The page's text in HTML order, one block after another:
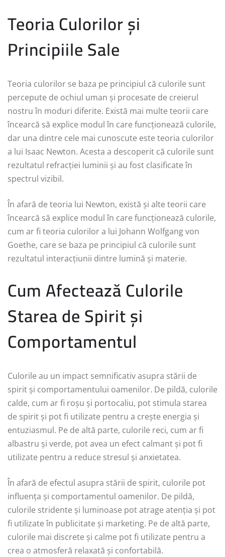
Teoria Culorilor și
Principiile Sale
Teoria culorilor se baza pe principiul că culorile sunt
percepute de ochiul uman și procesate de creierul
nostru în moduri diferite. Există mai multe teorii care
încearcă să explice modul în care funcționează culorile,
dar una dintre cele mai cunoscute este teoria culorilor
a lui Isaac Newton. Acesta a descoperit că culorile sunt
rezultatul refracției luminii și au fost clasificate în
spectrul vizibil.
În afară de teoria lui Newton, există și alte teorii care
încearcă să explice modul în care funcționează culorile,
cum ar fi teoria culorilor a lui Johann Wolfgang von
Goethe, care se baza pe principiul că culorile sunt
rezultatul interacțiunii dintre lumină și materie.
Cum Afectează Culorile
Starea de Spirit și
Comportamentul
Culorile au un impact semnificativ asupra stării de
spirit și comportamentului oamenilor. De pildă, culorile
calde, cum ar fi roșu și portocaliu, pot stimula starea
de spirit și pot fi utilizate pentru a crește energia și
entuziasmul. Pe de altă parte, culorile reci, cum ar fi
albastru și verde, pot avea un efect calmant și pot fi
utilizate pentru a reduce stresul și anxietatea.
În afară de efectul asupra stării de spirit, culorile pot
influența și comportamentul oamenilor. De pildă,
culorile stridente și luminoase pot atrage atenția și pot
fi utilizate în publicitate și marketing. Pe de altă parte,
culorile mai discrete și calme pot fi utilizate pentru a
crea o atmosferă relaxată și confortabilă.